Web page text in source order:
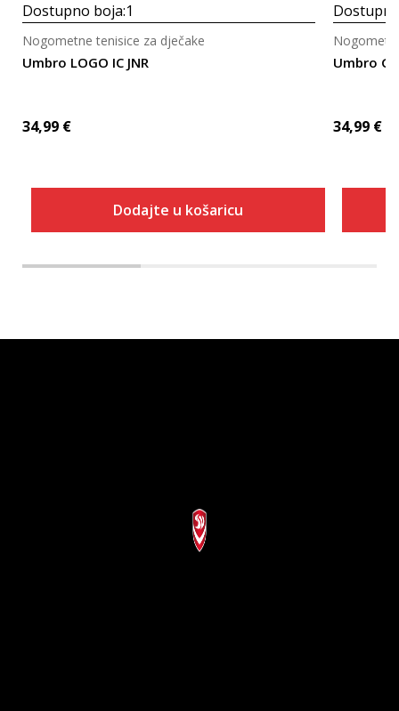
Dostupno boja:1
Umbro LOGO IC JNR
Nogometne tenisice za dječake
34,99 €
Dodajte u košaricu
Umbro
34,99 €